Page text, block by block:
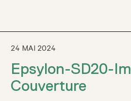
24 MAI 2024
Epsylon-SD20-
Couverture